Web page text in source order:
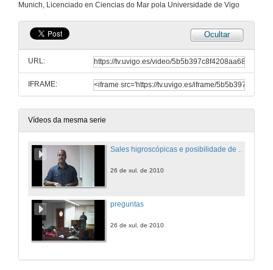
Munich, Licenciado en Ciencias do Mar pola Universidade de Vigo
Ocultar
URL:
IFRAME:
Vídeos da mesma serie
Sales higroscópicas e posibilidade de vida en Marte
26 de xul. de 2010
preguntas
26 de xul. de 2010